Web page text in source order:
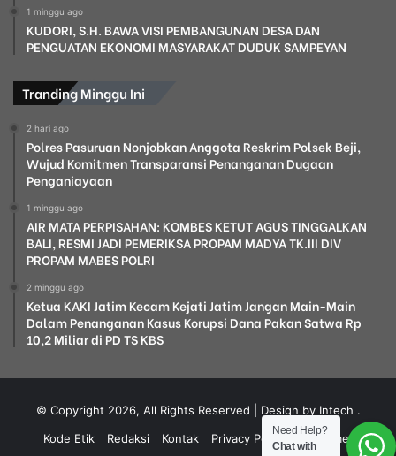
1 minggu ago
KUDORI, S.H. BAWA VISI PEMBANGUNAN DESA DAN
PENGUATAN EKONOMI MASYARAKAT DUDUK SAMPEYAN
Tranding Minggu Ini
2 hari ago
Polres Pasuruan Nonjobkan Anggota Reskrim Polsek Beji,
Wujud Komitmen Transparansi Penanganan Dugaan
Penganiayaan
1 minggu ago
AIR MATA PERPISAHAN: KOMBES KETUT AGUS TINGGALKAN
BALI, RESMI JADI PEMERIKSA PROPAM MADYA TK.III DIV
PROPAM MABES POLRI
2 minggu ago
Ketua KAKI Jatim Kecam Kejati Jatim Jangan Main-Main
Dalam Penanganan Kasus Korupsi Dana Pakan Satwa Rp
10,2 Miliar di PD TS KBS
© Copyright 2026, All Rights Reserved | Design by Intech .
Kode Etik
Redaksi Kontak Privacy Policy Disclaimer
Need Help?
Chat with